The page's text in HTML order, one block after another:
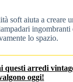
soft aiuta a creare
ingombranti
lo spazio.
questi arredi
oggi!